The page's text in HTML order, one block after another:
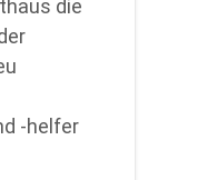
die
-helfer